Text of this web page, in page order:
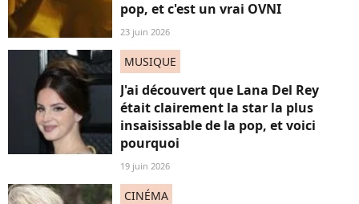
pop, et c'est un vrai OVNI
23 juin 2026
MUSIQUE
J'ai découvert que Lana Del Rey
était clairement la star la plus
insaisissable de la pop, et voici
pourquoi
19 juin 2026
CINÉMA